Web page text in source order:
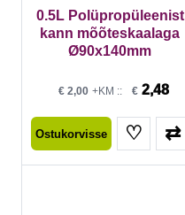
0.5L Polüpropüleenist
kann mõõteskaalaga
Ø90x140mm
€2,00 +KM :: €2,48
Ostukorvisse ♡ ⇄